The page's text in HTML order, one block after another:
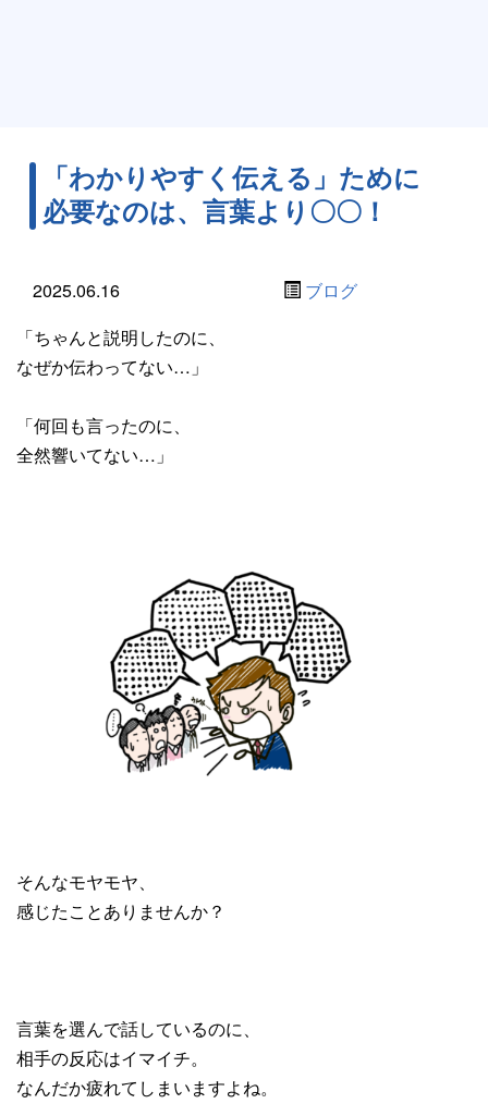
「わかりやすく伝える」ために
必要なのは、言葉より〇〇！
2025.06.16
ブログ
「ちゃんと説明したのに、
なぜか伝わってない…」
「何回も言ったのに、
全然響いてない…」
そんなモヤモヤ、
感じたことありませんか？
言葉を選んで話しているのに、
相手の反応はイマイチ。
なんだか疲れてしまいますよね。